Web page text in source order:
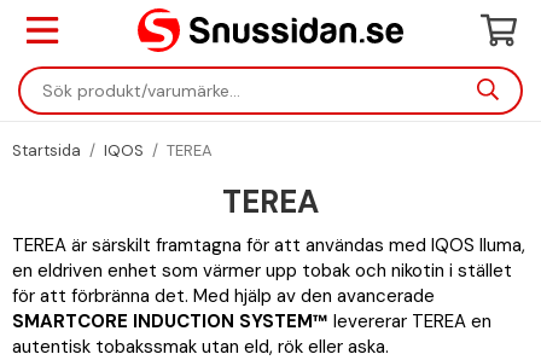
Startsida / IQOS / TEREA
TEREA
TEREA är särskilt framtagna för att användas med IQOS Iluma,
en eldriven enhet som värmer upp tobak och nikotin i stället
för att förbränna det. Med hjälp av den avancerade
SMARTCORE INDUCTION SYSTEM™ levererar TEREA en
autentisk tobakssmak utan eld, rök eller aska.